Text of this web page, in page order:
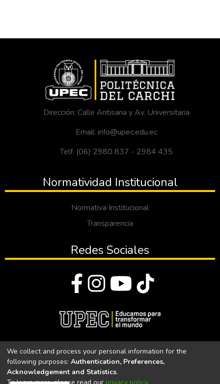
Dirección: Calle Antisana y Av. Universitaria
Email: info@upec.edu.ec
Telf: (06) 2980 837 - 2984 435
Normatividad Institucional
Normativa Institucional
Transparencia
Redes Sociales
Universidad Politécnica Estatal del Carchi
We collect and process your personal information for the
following purposes: Authentication, Preferences,
Acknowledgement and Statistics.